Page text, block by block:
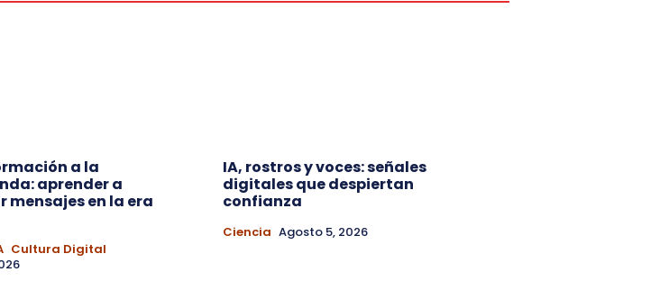
a la
aprender a
mensajes en la era
Cultura Digital
IA, rostros y voces: señales
digitales que despiertan
confianza
Ciencia Agosto 5, 2026